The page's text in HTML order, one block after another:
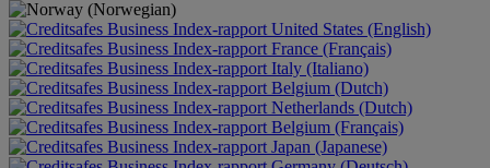
United States (English)
France (Français)
Italy (Italiano)
Belgium (Dutch)
Netherlands (Dutch)
Belgium (Français)
Japan (Japanese)